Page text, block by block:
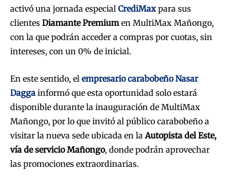
activó una jornada especial CrediMax para sus
clientes Diamante Premium en MultiMax Mañongo,
con la que podrán acceder a compras por cuotas, sin
intereses, con un 0% de inicial.
En este sentido, el empresario carabobeño Nasar
Dagga informó que esta oportunidad solo estará
disponible durante la inauguración de MultiMax
Mañongo, por lo que invitó al público carabobeño a
visitar la nueva sede ubicada en la Autopista del Este,
vía de servicio Mañongo, donde podrán aprovechar
las promociones extraordinarias.